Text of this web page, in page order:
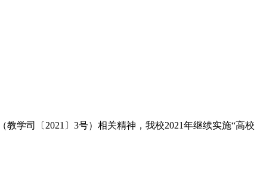
学司〔2021〕3号）相关精神，我校2021年继续实施“高校